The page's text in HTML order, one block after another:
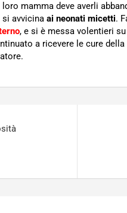
mamma deve averli
avvicina ai neonati micetti.
, e si è messa volentieri
a ricevere le cure